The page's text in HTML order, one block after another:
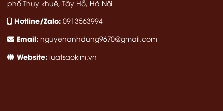
phố Thụy khuê, Tây Hồ, Hà Nội
Hotline/Zalo: 0913563994
Email: nguyenanhdung9670@gmail.com
Website: luatsaokim.vn